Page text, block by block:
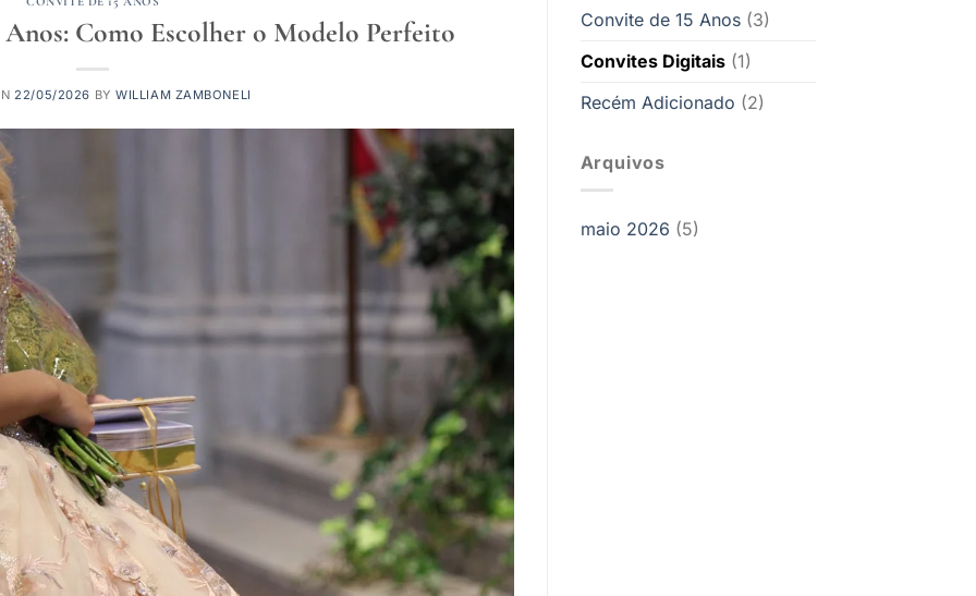
Anos: Como Escolher o Modelo Perfeito
22/05/2026 BYWILLIAM ZAMBONELI
Convite de 15 Anos(3)
Convites Digitais(1)
Recém Adicionado (2)
Arquivos
maio 2026 (5)